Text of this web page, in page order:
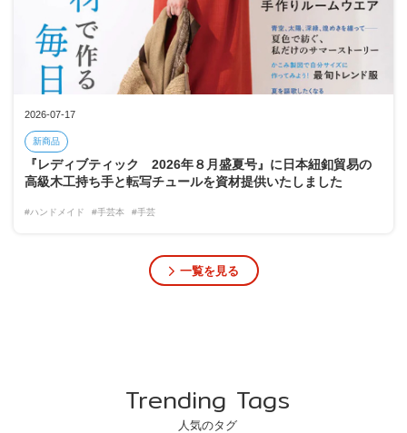
2026-07-17
新商品
『レディブティック 2026年８月盛夏号』に日本紐釦貿易の
高級木工持ち手と転写チュールを資材提供いたしました
#ハンドメイド #手芸本 #手芸
一覧を見る
Trending Tags
人気のタグ